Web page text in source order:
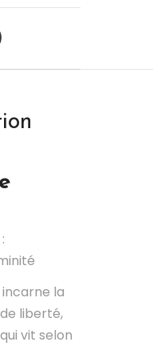
la
liberté,
vit selon